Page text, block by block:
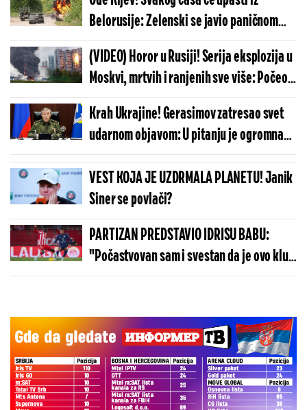
Belorusije: Zelenski se javio paničnom
porukom, hitno se oglasio slavni general
(VIDEO) Horor u Rusiji! Serija eksplozija u
Moskvi, mrtvih i ranjenih sve više: Počeo
je nezamisliv pakao, ljudi vrište i beže sa
ulica
Krah Ukrajine! Gerasimov zatresao svet
udarnom objavom: U pitanju je ogromna
teritorija
VEST KOJA JE UZDRMALA PLANETU! Janik
Siner se povlači?
PARTIZAN PREDSTAVIO IDRISU BABU:
"Počastvovan sam i svestan da je ovo klub
sa velikom istorijom"